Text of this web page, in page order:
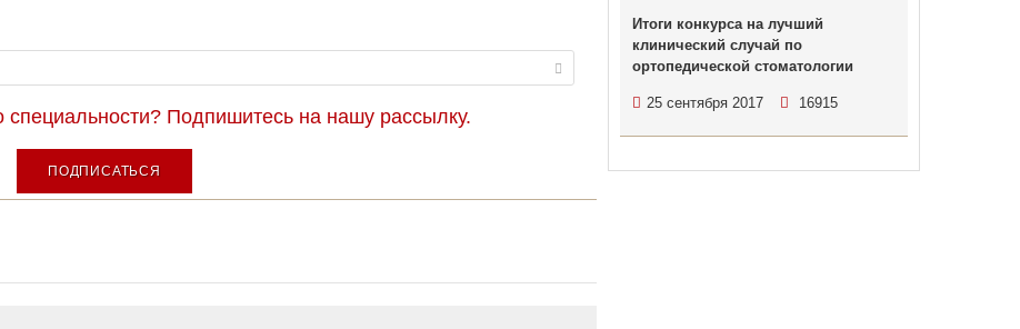
специальности? Подпишитесь на нашу рассылку.
ПОДПИСАТЬСЯ
Итоги конкурса на лучший
клинический случай по
ортопедической стоматологии
25 сентября 2017 16915